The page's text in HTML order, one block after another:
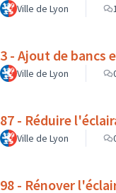
Ville de Lyon
3 - Ajout de bancs
Ville de Lyon
87 - Réduire
Ville de Lyon
98 - Rénover